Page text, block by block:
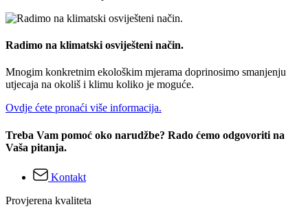
Radimo na klimatski osviješteni način.
Mnogim konkretnim ekološkim mjerama doprinosimo smanjenju
utjecaja na okoliš i klimu koliko je moguće.
Ovdje ćete pronaći više informacija.
Treba Vam pomoć oko narudžbe? Rado ćemo odgovoriti na
Vaša pitanja.
Kontakt
Provjerena kvaliteta